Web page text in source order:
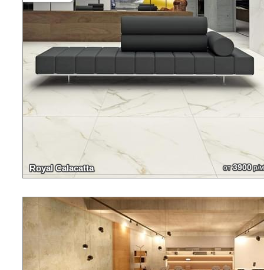
Royal Calacatta от3900р/